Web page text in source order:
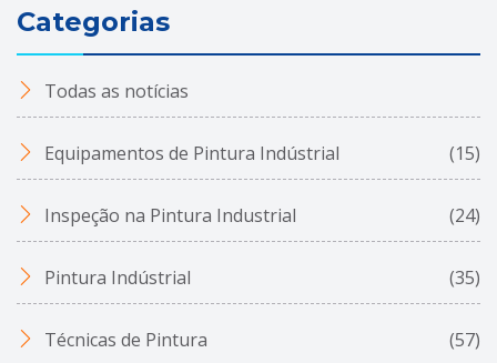
Categorias
Todas as notícias
Equipamentos de Pintura Indústrial (15)
Inspeção na Pintura Industrial (24)
Pintura Indústrial (35)
Técnicas de Pintura (57)